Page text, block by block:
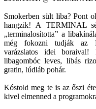
Smokerben sült liba? Pont
hangzik! A TERMINAL
„terminalosította” a
még fokozni tudják az
varázslatos idei
libagombóc leves, libás
gratin, lúdláb pohár.
Kóstold meg te is az őszi
kivel elmenned a